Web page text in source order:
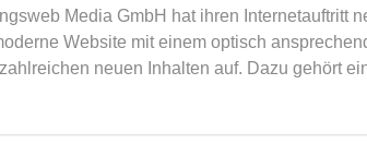
Media GmbH hat ihren Internetauftritt
Website mit einem optisch
neuen Inhalten auf. Dazu gehört